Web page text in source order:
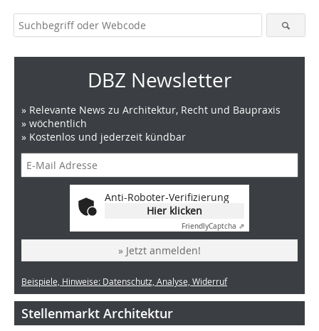
DBZ Newsletter
» Relevante News zu Architektur, Recht und Baupraxis
» wöchentlich
» Kostenlos und jederzeit kündbar
Anti-Roboter-Verifizierung
Hier klicken
FriendlyCaptcha ⇗
» Jetzt anmelden!
Beispiele, Hinweise: Datenschutz, Analyse, Widerruf
Stellenmarkt Architektur